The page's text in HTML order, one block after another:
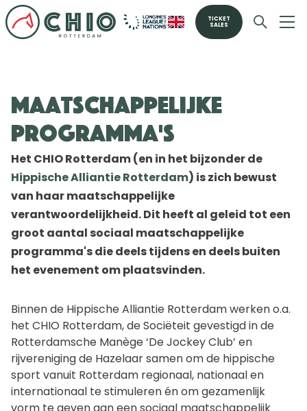
TICKET
SALES
Maatschappelijke
programma's
Het CHIO Rotterdam (en in het bijzonder de
Hippische Alliantie Rotterdam) is zich bewust
van haar maatschappelijke
verantwoordelijkheid. Dit heeft al geleid tot een
groot aantal sociaal maatschappelijke
programma's die deels tijdens en deels buiten
het evenement om plaatsvinden.
Binnen de Hippische Alliantie Rotterdam werken o.a.
het CHIO Rotterdam, de Sociëteit gevestigd in de
Rotterdamsche Manège ‘De Jockey Club’ en
rijvereniging de Hazelaar samen om de hippische
sport vanuit Rotterdam regionaal, nationaal en
internationaal te stimuleren én om gezamenlijk